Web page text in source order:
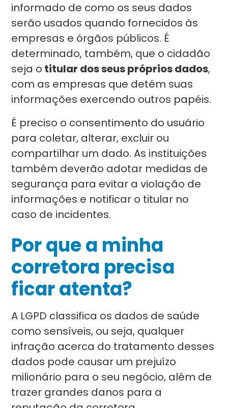
informado de como os seus dados
serão usados quando fornecidos às
empresas e órgãos públicos. É
determinado, também, que o cidadão
seja o titular dos seus próprios dados,
com as empresas que detém suas
informações exercendo outros papéis.
É preciso o consentimento do usuário
para coletar, alterar, excluir ou
compartilhar um dado. As instituições
também deverão adotar medidas de
segurança para evitar a violação de
informações e notificar o titular no
caso de incidentes.
Por que a minha
corretora precisa
ficar atenta?
A LGPD classifica os dados de saúde
como sensíveis, ou seja, qualquer
infração acerca do tratamento desses
dados pode causar um prejuízo
milionário para o seu negócio, além de
trazer grandes danos para a